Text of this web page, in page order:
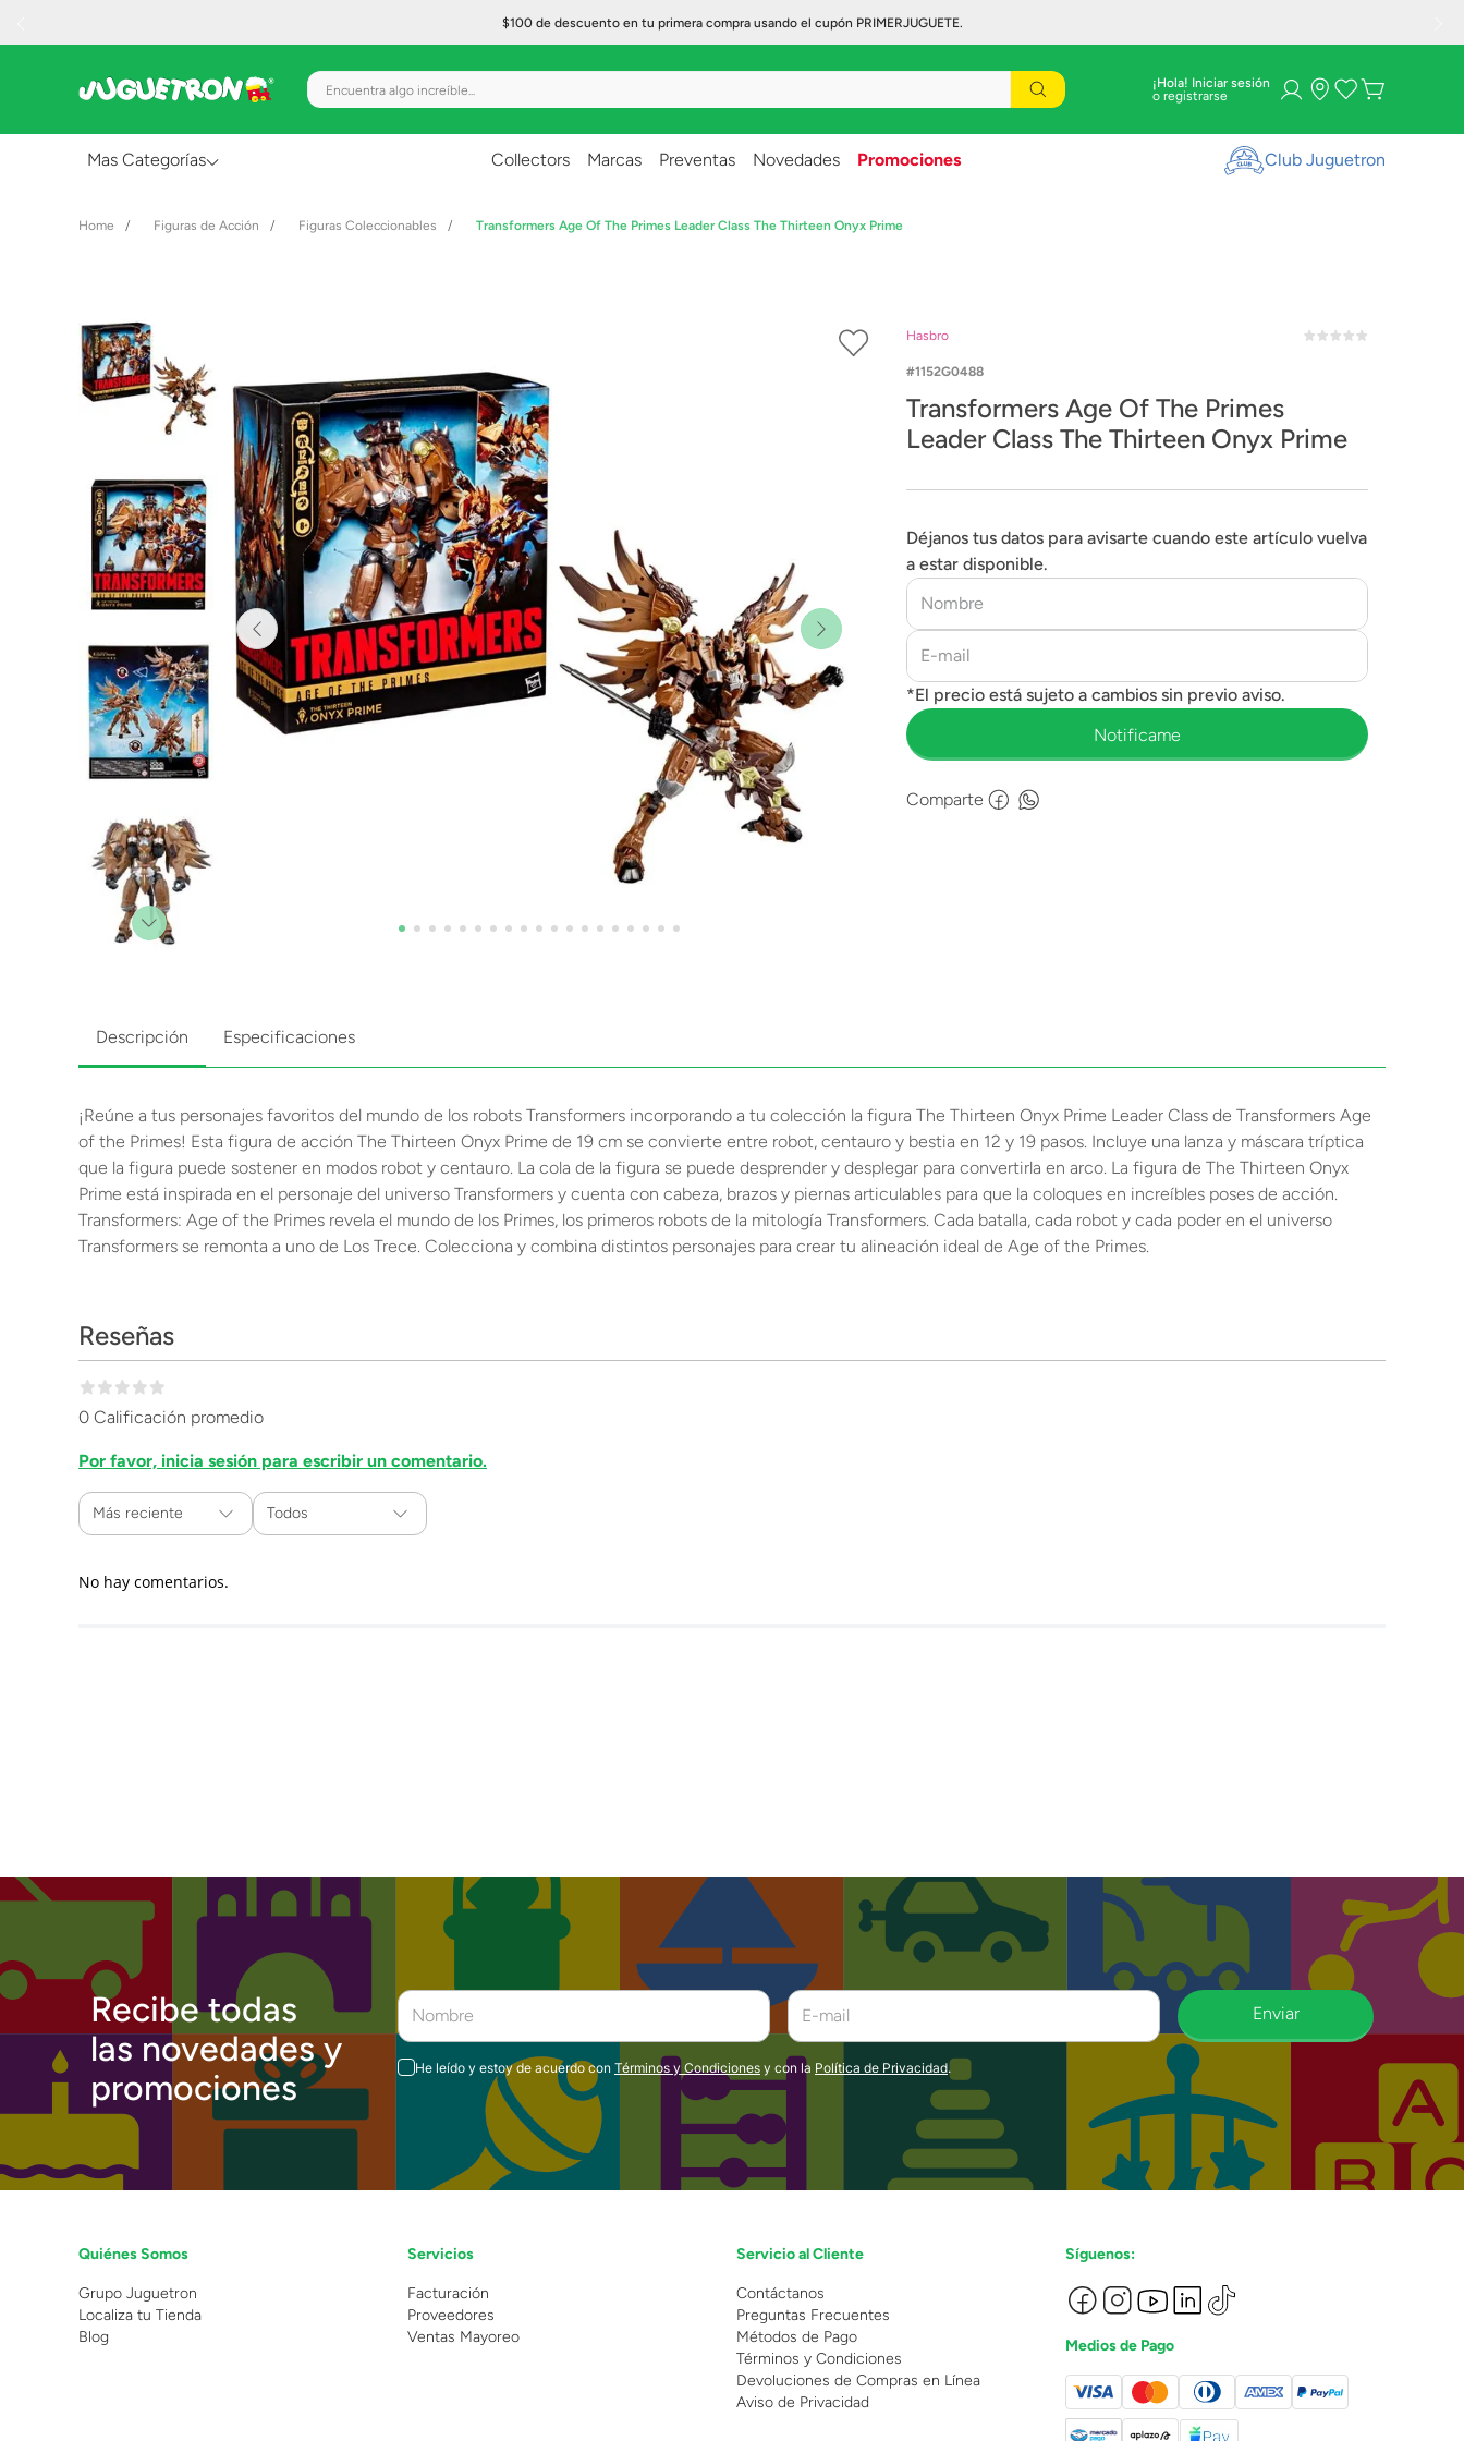
$100 de descuento en tu primera compra usando el cupón PRIMERJUGUETE.
Encuentra algo increíble... ¡Hola! Iniciar sesión
Mas Categorías
Creatividad y Arte
Figuras de Acción
Gadgets y Electrónicos
Juegos de Mesa
Lanzadores
Muñecas
Construcción
Peluches
Vehículos y Pistas
Collectors Marcas Preventas Novedades Promociones Club Juguetron
Figuras de Acción Figuras Coleccionables Transformers Age Of The Primes Leader Class The Thirteen Onyx Prime
Hasbro
1152G0488
Transformers Age Of The Primes
Leader Class The Thirteen Onyx Prime
Déjanos tus datos para avisarte cuando este artículo vuelva
a estar disponible.
Comparte
Descripción Especificaciones
¡Reúne a tus personajes favoritos del mundo de los robots Transformers incorporando a tu colección la figura The Thirteen Onyx Prime Leader Class de Transformers Age
of the Primes! Esta figura de acción The Thirteen Onyx Prime de 19 cm se convierte entre robot, centauro y bestia en 12 y 19 pasos. Incluye una lanza y máscara tríptica
que la figura puede sostener en modos robot y centauro. La cola de la figura se puede desprender y desplegar para convertirla en arco. La figura de The Thirteen Onyx
Prime está inspirada en el personaje del universo Transformers y cuenta con cabeza, brazos y piernas articulables para que la coloques en increíbles poses de acción.
Transformers: Age of the Primes revela el mundo de los Primes, los primeros robots de la mitología Transformers. Cada batalla, cada robot y cada poder en el universo
Transformers se remonta a uno de Los Trece. Colecciona y combina distintos personajes para crear tu alineación ideal de Age of the Primes.
Reseñas
0 Calificación promedio
Por favor, inicia sesión para escribir un comentario.
Más reciente Todos
No hay comentarios.
Recibe todas
las novedades y
promociones
Enviar
He leído y estoy de acuerdo con Términos y Condiciones y con la Política de Privacidad.
Quiénes Somos
Grupo Juguetron
Localiza tu Tienda
Blog
Servicios
Facturación
Proveedores
Ventas Mayoreo
Servicio al Cliente
Contáctanos
Preguntas Frecuentes
Métodos de Pago
Términos y Condiciones
Devoluciones de Compras en Línea
Aviso de Privacidad
Síguenos:
Medios de Pago